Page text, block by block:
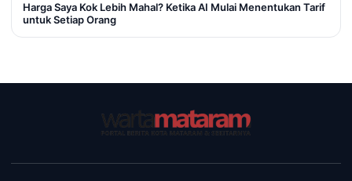
Harga Saya Kok Lebih Mahal? Ketika AI Mulai Menentukan Tarif
untuk Setiap Orang